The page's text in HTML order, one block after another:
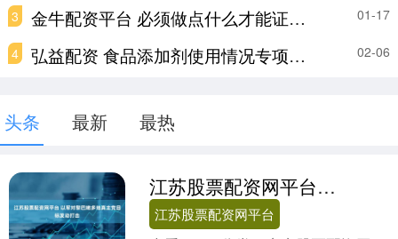
3 金牛配资平台 必须做点什么才能证明“配得”？这是不平等的结果 | 专访谢晶 01-17
4 弘益配资 食品添加剂使用情况专项抽检结果发布 有的产品滥用问题仍突出 02-06
头条 最新 最热
江苏股票配资网平台 以军对黎巴嫩多地真主党目标发动打击
江苏股票配资网平台